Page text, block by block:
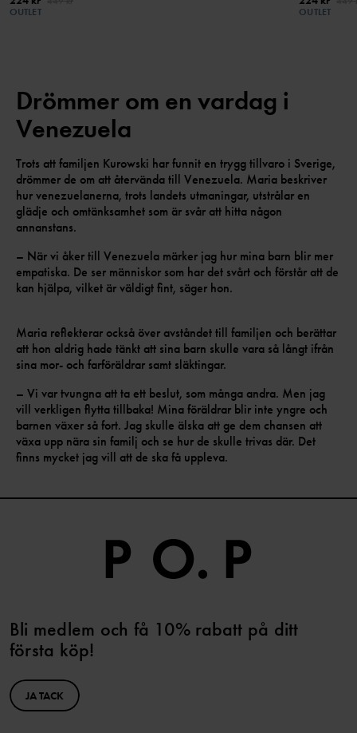
OUTLET
OUTLET
Drömmer om en vardag i
Venezuela
Trots att familjen Kurowski har funnit en trygg tillvaro i Sverige,
drömmer de om att återvända till Venezuela. Maria beskriver
hur venezuelanerna, trots landets utmaningar, utstrålar en
glädje och omtänksamhet som är svår att hitta någon
annanstans.
– När vi åker till Venezuela märker jag hur mina barn blir mer
empatiska. De ser människor som har det svårt och förstår att de
kan hjälpa, vilket är väldigt fint, säger hon.
Maria reflekterar också över avståndet till familjen och berättar
att hon aldrig hade tänkt att sina barn skulle vara så långt ifrån
sina mor- och farföräldrar samt släktingar.
– Vi var tvungna att ta ett beslut, som många andra. Men jag
vill verkligen flytta tillbaka! Mina föräldrar blir inte yngre och
barnen växer så fort. Jag skulle älska att ge dem chansen att
växa upp nära sin familj och se hur de skulle trivas där. Det
finns mycket jag vill att de ska få uppleva.
Bli medlem och få 10% rabatt på ditt
första köp!
JA TACK